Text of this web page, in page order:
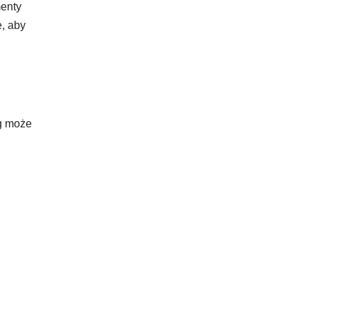
aby
może